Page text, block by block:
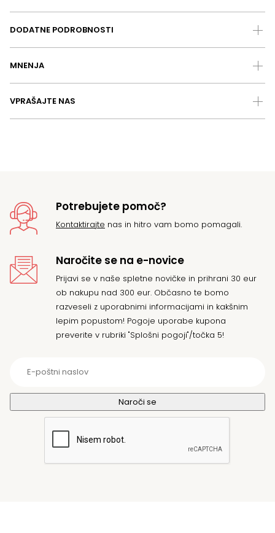
DODATNE PODROBNOSTI
MNENJA
VPRAŠAJTE NAS
Potrebujete pomoč?
Kontaktirajte nas in hitro vam bomo pomagali.
Naročite se na e-novice
Prijavi se v naše spletne novičke in prihrani 30 eur
ob nakupu nad 300 eur. Občasno te bomo
razveseli z uporabnimi informacijami in kakšnim
lepim popustom! Pogoje uporabe kupona
preverite v rubriki "Splošni pogoji"/točka 5!